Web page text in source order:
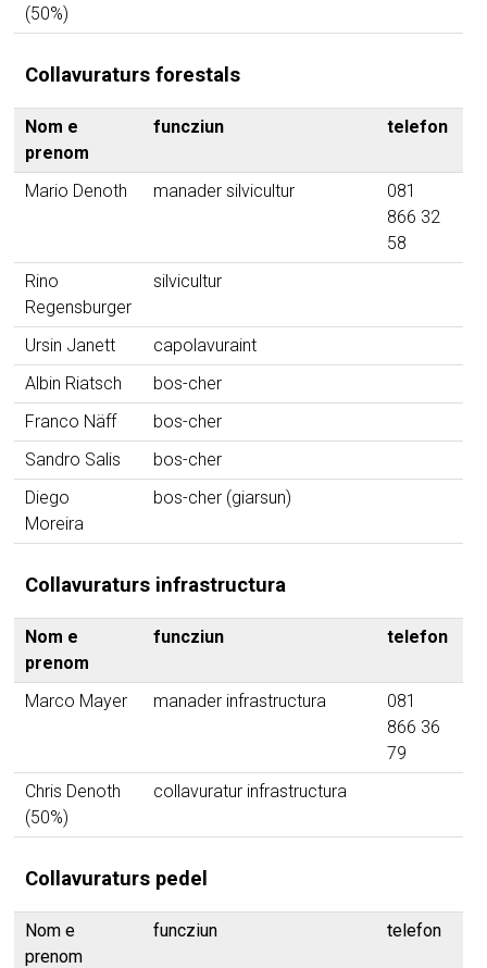
(50%)
Collavuraturs forestals
Nom e
prenom
funcziun telefon
Mario Denoth manader silvicultur
081
866 32
58
Rino
Regensburger
silvicultur
Ursin Janett
capolavuraint
Albin Riatsch
bos-cher
Franco Näff
bos-cher
Sandro Salis
bos-cher
Diego
Moreira
bos-cher (giarsun)
Collavuraturs infrastructura
Nom e
prenom
funcziun telefon
Marco Mayer manader infrastructura
081
866 36
79
Chris Denoth
(50%)
collavuratur infrastructura
Collavuraturs pedel
Nom e
prenom
funcziun telefon